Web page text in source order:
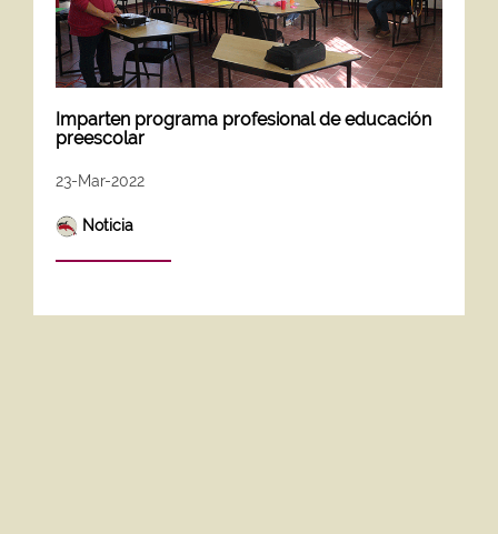
Imparten programa profesional de educación
preescolar
23-Mar-2022
Noticia